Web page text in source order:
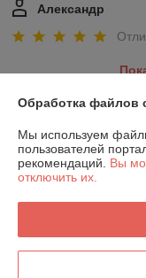
Александр
О нас
Контакты
График работы
Обработка файлов
Мы используем
пользователей
рекомендаций. Вы
отключить их.